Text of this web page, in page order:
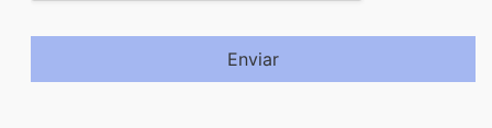
Enviar